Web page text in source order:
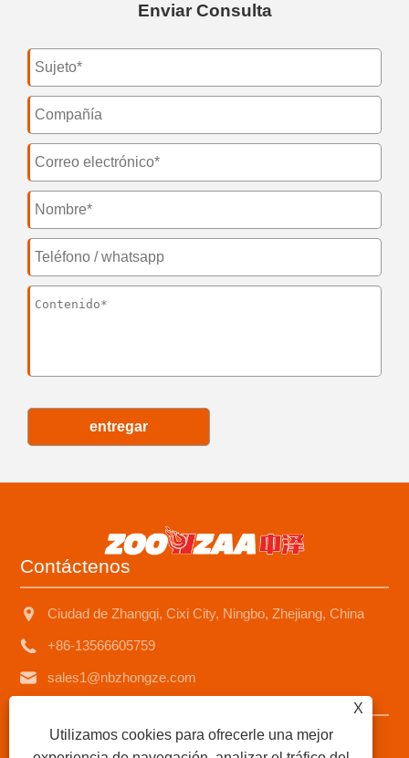
Enviar Consulta
entregar
Contáctenos
Ciudad de Zhangqi, Cixi City, Ningbo, Zhejiang, China
+86-13566605759
sales1@nbzhongze.com
Copyright © 2023 Ningbo Zhongze Electronics Co., Ltd. -
X
Utilizamos cookies para ofrecerle una mejor